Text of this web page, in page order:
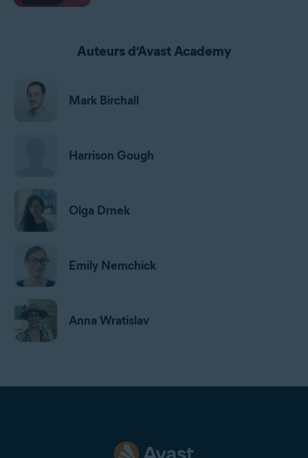
Auteurs d’Avast Academy
Mark Birchall
Harrison Gough
Olga Drnek
Emily Nemchick
Anna Wratislav